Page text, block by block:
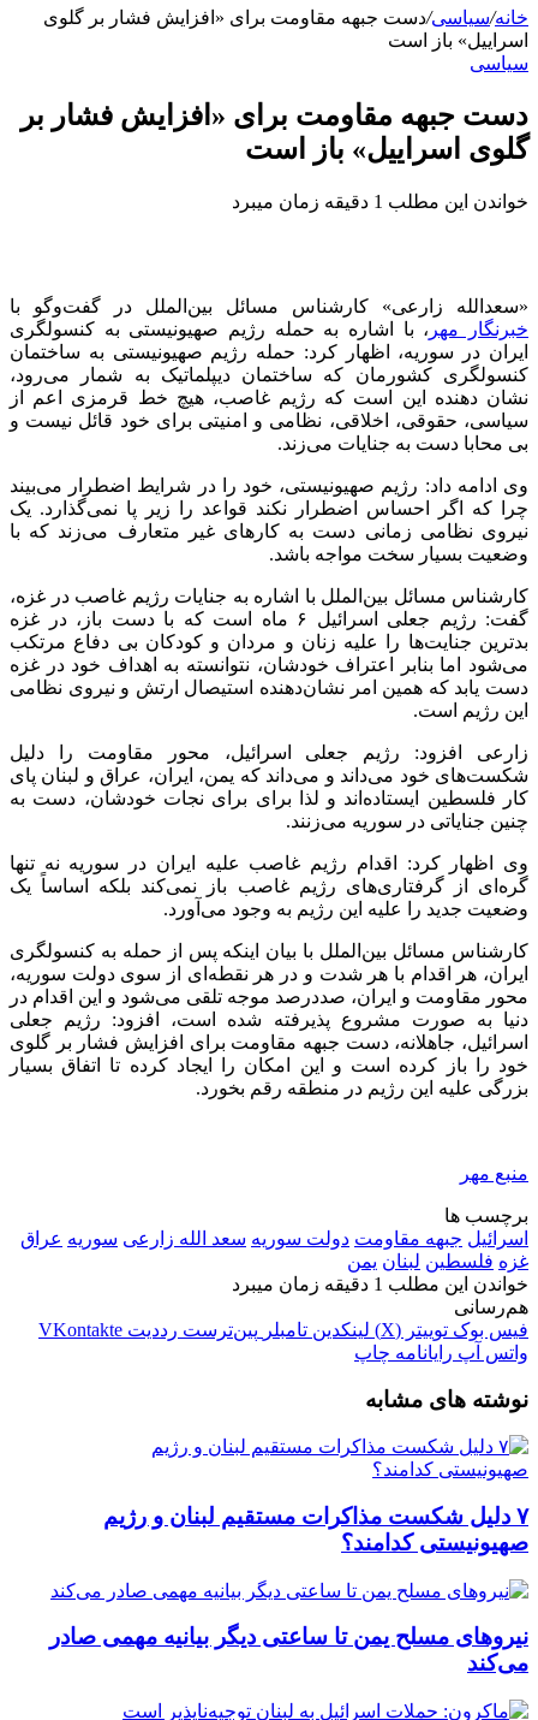
خانه/سیاسی/دست جبهه مقاومت برای «افزایش فشار بر گلوی
اسراییل» باز است
سیاسی
دست جبهه مقاومت برای «افزایش فشار بر
گلوی اسراییل» باز است
خواندن این مطلب 1 دقیقه زمان میبرد
«سعدالله زارعی» کارشناس مسائل بین‌الملل در گفت‌وگو با
خبرنگار مهر ، با اشاره به حمله رژیم صهیونیستی به کنسولگری
ایران در سوریه، اظهار کرد: حمله رژیم صهیونیستی به ساختمان
کنسولگری کشورمان که ساختمان دیپلماتیک به شمار می‌رود،
نشان دهنده این است که رژیم غاصب، هیچ خط قرمزی اعم از
سیاسی، حقوقی، اخلاقی، نظامی و امنیتی برای خود قائل نیست و
بی محابا دست به جنایات می‌زند.
وی ادامه داد: رژیم صهیونیستی، خود را در شرایط اضطرار می‌بیند
چرا که اگر احساس اضطرار نکند قواعد را زیر پا نمی‌گذارد. یک
نیروی نظامی زمانی دست به کارهای غیر متعارف می‌زند که با
وضعیت بسیار سخت مواجه باشد.
کارشناس مسائل بین‌الملل با اشاره به جنایات رژیم غاصب در غزه،
گفت: رژیم جعلی
اسرائیل
۶ ماه است که با دست باز، در غزه
بدترین جنایت‌ها را علیه زنان و مردان و کودکان بی دفاع مرتکب
می‌شود اما بنابر اعتراف خودشان، نتوانسته به اهداف خود در غزه
دست یابد که همین امر نشان‌دهنده استیصال ارتش و نیروی نظامی
این رژیم است.
زارعی افزود: رژیم جعلی اسرائیل، محور مقاومت را دلیل
شکست‌های خود می‌داند و می‌داند که یمن، ایران، عراق و لبنان پای
کار فلسطین ایستاده‌اند و لذا برای برای نجات خودشان، دست به
چنین جنایاتی در سوریه می‌زنند.
وی اظهار کرد: اقدام رژیم غاصب علیه ایران در سوریه نه تنها
گره‌ای از گرفتاری‌های رژیم غاصب باز نمی‌کند بلکه اساساً یک
وضعیت جدید را علیه این رژیم به وجود می‌آورد.
کارشناس مسائل بین‌الملل با بیان اینکه پس از حمله به کنسولگری
ایران، هر اقدام با هر شدت و در هر نقطه‌ای از سوی دولت سوریه،
محور مقاومت و ایران، صددرصد موجه تلقی می‌شود و این اقدام در
دنیا به صورت مشروع پذیرفته شده است، افزود: رژیم جعلی
اسرائیل، جاهلانه، دست جبهه مقاومت برای افزایش فشار بر گلوی
خود را باز کرده است و این امکان را ایجاد کرده تا اتفاق بسیار
بزرگی علیه این رژیم در منطقه رقم بخورد.
منبع مهر
برچسب ها
اسرائیل جبهه مقاومت دولت سوریه سعد الله زارعی سوریه عراق
غزه فلسطین لبنان یمن
خواندن این مطلب 1 دقیقه زمان میبرد
هم‌رسانی
فیس بوک توییتر (X) لینکدین ‫تامبلر ‫پین‌ترست ‫رددیت ‫VKontakte
واتس آپ رایانامه چاپ
نوشته های مشابه
۷ دلیل شکست مذاکرات مستقیم لبنان و رژیم
صهیونیستی کدامند؟
نیروهای مسلح یمن تا ساعتی دیگر بیانیه مهمی صادر
می‌کند